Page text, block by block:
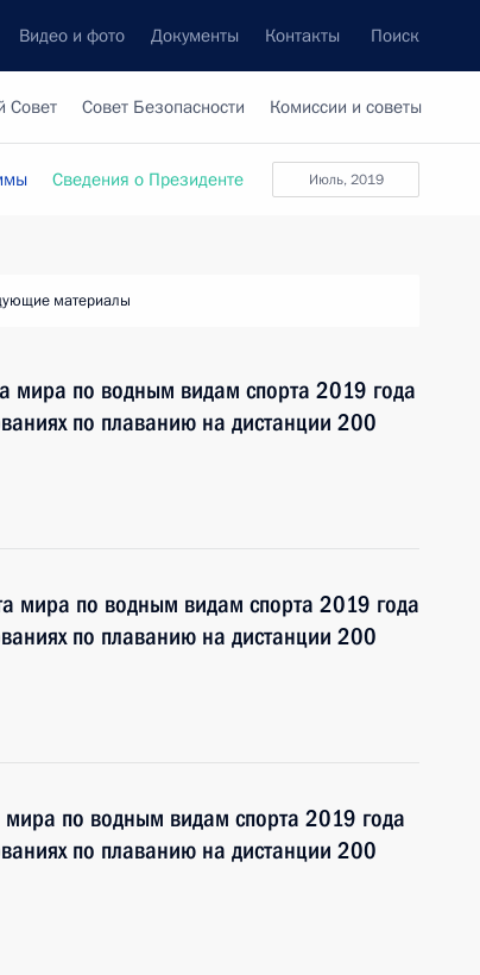
Видео и фото Документы Контакты Поиск
Совет Совет Безопасности Комиссии и советы
Июль, 2019
Сведения о Президенте
материалы
мира по водным видам спорта 2019 года
по плаванию на дистанции 200
мира по водным видам спорта 2019 года
по плаванию на дистанции 200
мира по водным видам спорта 2019 года
по плаванию на дистанции 200